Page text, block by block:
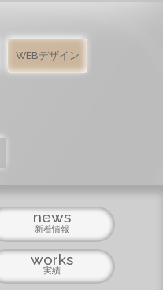
WEBデザイン
news
新着情報
works
実績